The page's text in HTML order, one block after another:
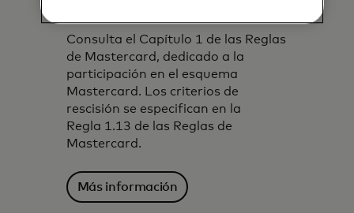
Consulta el Capítulo 1 de las Reglas
de Mastercard, dedicado a la
participación en el esquema
Mastercard. Los criterios de
rescisión se especifican en la
Regla 1.13 de las Reglas de
Mastercard.
Más información